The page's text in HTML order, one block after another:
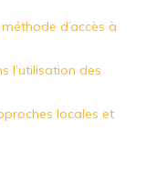
d’accès à
l’utilisation des
locales et